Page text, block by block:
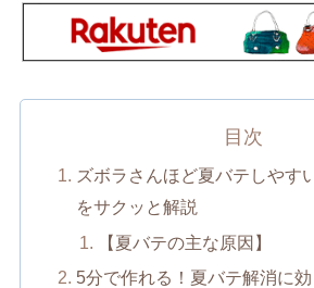
目次
ズボラさんほど夏バテしやす
をサクッと解説
【夏バテの主な原因】
5分で作れる！夏バテ解消に